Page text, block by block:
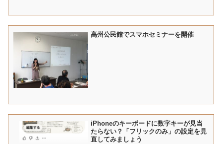
高州公民館でスマホセミナーを開催
iPhoneのキーボードに数字キーが見当
たらない？「フリックのみ」の設定を見
直してみましょう